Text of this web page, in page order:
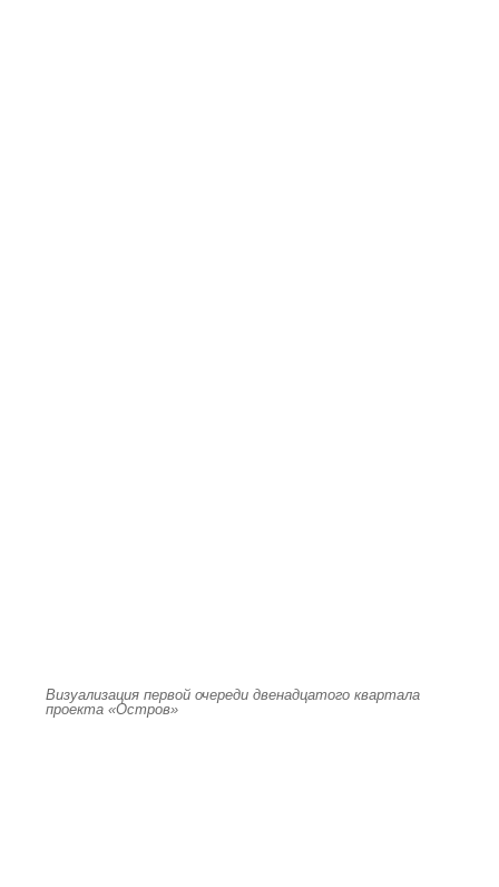
Визуализация первой очереди двенадцатого квартала
проекта «Остров»